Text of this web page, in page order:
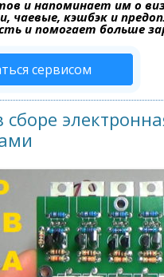
и напоминает им о
чаевые, кэшбэк и
и помогает больше
сервисом